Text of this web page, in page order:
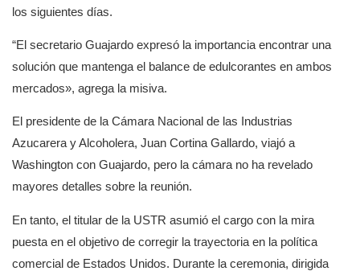
los siguientes días.
“El secretario Guajardo expresó la importancia encontrar una
solución que mantenga el balance de edulcorantes en ambos
mercados», agrega la misiva.
El presidente de la Cámara Nacional de las Industrias
Azucarera y Alcoholera, Juan Cortina Gallardo, viajó a
Washington con Guajardo, pero la cámara no ha revelado
mayores detalles sobre la reunión.
En tanto, el titular de la USTR asumió el cargo con la mira
puesta en el objetivo de corregir la trayectoria en la política
comercial de Estados Unidos. Durante la ceremonia, dirigida